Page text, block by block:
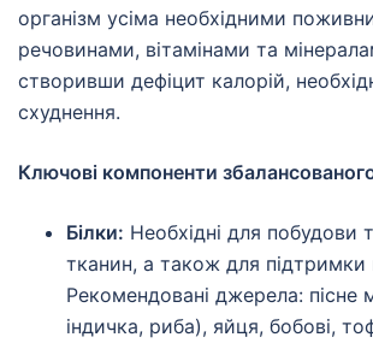
організм усіма необхідними
речовинами, вітамінами та
створивши дефіцит калорій,
схуднення.
Ключові компоненти
Білки: Необхідні для побудови
тканин, а також для підтримки
Рекомендовані джерела: пісне
індичка, риба), яйця, бобові,